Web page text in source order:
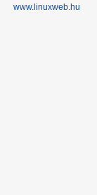
www.linuxweb.hu